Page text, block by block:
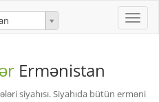
Toggle
Ermənistan
siyahısı. Siyahıda bütün erməni